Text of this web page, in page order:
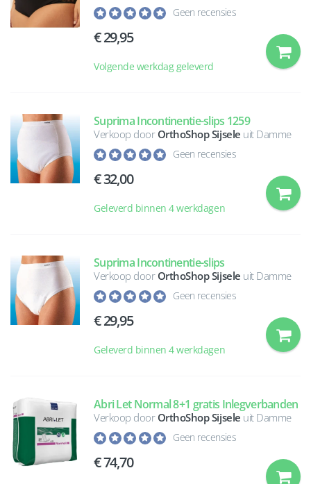
Geen recensies
29,95
Volgende werkdag geleverd
Suprima Incontinentie-slips 1259
Verkoop door OrthoShop Sijsele uit Damme
Geen recensies
32,00
Geleverd binnen 4 werkdagen
Suprima Incontinentie-slips
Verkoop door OrthoShop Sijsele uit Damme
Geen recensies
29,95
Geleverd binnen 4 werkdagen
Abri Let Normal 8+1 gratis Inlegverbanden
Verkoop door OrthoShop Sijsele uit Damme
Geen recensies
74,70